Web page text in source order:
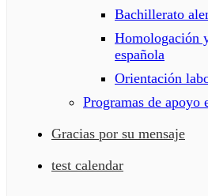
Bachillerato
Homologación
española
Orientación
Programas de apoyo
Gracias por su mensaje
test calendar